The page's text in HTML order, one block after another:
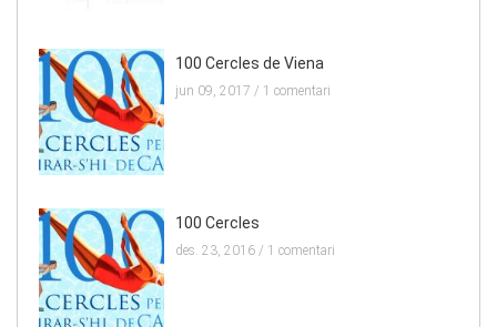
100 Cercles de Viena
jun 09, 2017 / 1 comentari
100 Cercles
des. 23, 2016 / 1 comentari